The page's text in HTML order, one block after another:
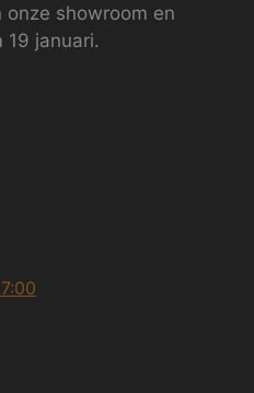
onze showroom en
januari.